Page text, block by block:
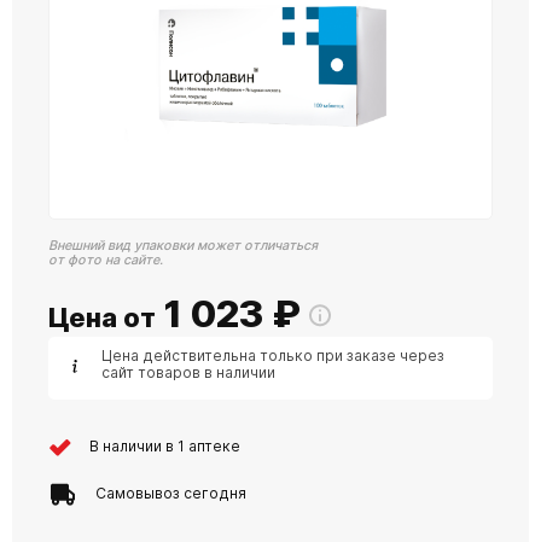
Внешний вид упаковки может отличаться
от фото на сайте.
Цена от 1 023 ₽
Цена действительна только при заказе через
сайт товаров в наличии
В наличии в 1 аптеке
Самовывоз сегодня